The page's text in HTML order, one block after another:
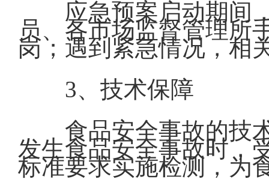
应急预案启动期间
员、各市场监督管理所
岗；遇到紧急情况，相
3、技术保障
食品安全事故的技
发生食品安全事故时，
标准要求实施检测，为